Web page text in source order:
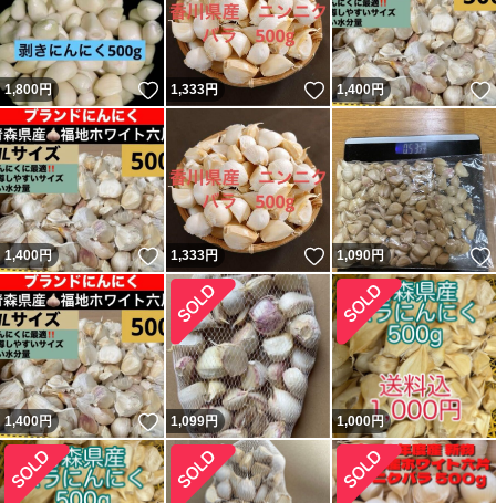
1,800円 いいね！
1,333円 いいね！
1,400円
1,400円 いいね！
1,333円 いいね！
1,090円
1,400円 いいね！
1,099円 1,000円